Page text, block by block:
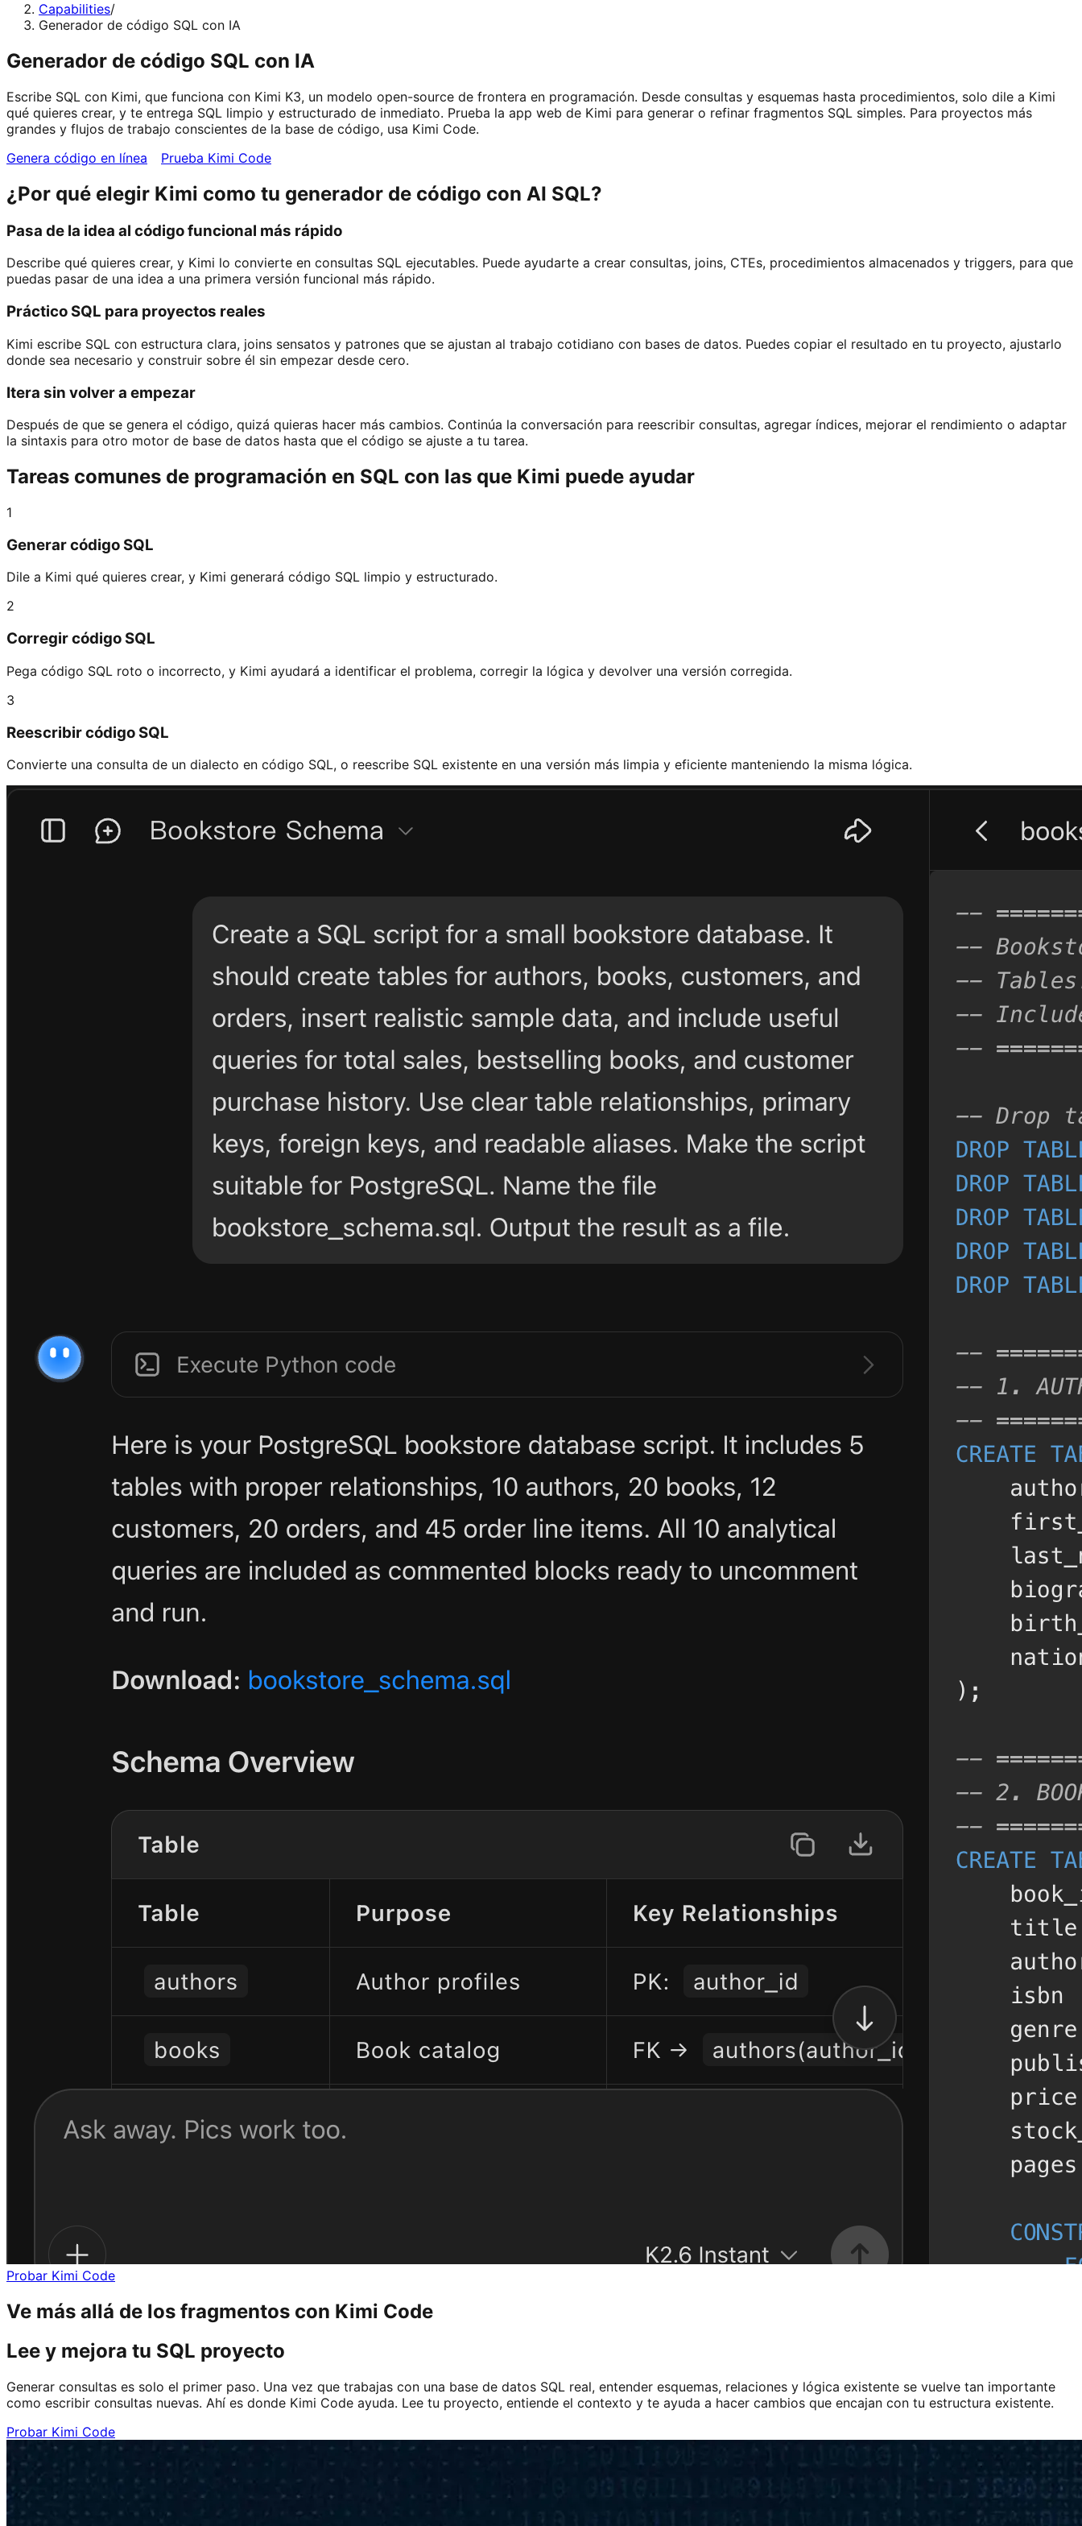
Capabilities/
Generador de código SQL con IA
Generador de código SQL con IA
Escribe SQL con Kimi, que funciona con Kimi K3, un modelo open-source de frontera en programación. Desde consultas y esquemas hasta procedimientos, solo dile a Kimi
qué quieres crear, y te entrega SQL limpio y estructurado de inmediato. Prueba la app web de Kimi para generar o refinar fragmentos SQL simples. Para proyectos más
grandes y flujos de trabajo conscientes de la base de código, usa Kimi Code.
Genera código en línea
Prueba Kimi Code
¿Por qué elegir Kimi como tu generador de código con AI SQL?
Pasa de la idea al código funcional más rápido
Describe qué quieres crear, y Kimi lo convierte en consultas SQL ejecutables. Puede ayudarte a crear consultas, joins, CTEs, procedimientos almacenados y triggers, para que
puedas pasar de una idea a una primera versión funcional más rápido.
Práctico SQL para proyectos reales
Kimi escribe SQL con estructura clara, joins sensatos y patrones que se ajustan al trabajo cotidiano con bases de datos. Puedes copiar el resultado en tu proyecto, ajustarlo
donde sea necesario y construir sobre él sin empezar desde cero.
Itera sin volver a empezar
Después de que se genera el código, quizá quieras hacer más cambios. Continúa la conversación para reescribir consultas, agregar índices, mejorar el rendimiento o adaptar
la sintaxis para otro motor de base de datos hasta que el código se ajuste a tu tarea.
Tareas comunes de programación en SQL con las que Kimi puede ayudar
1
Generar código SQL
Dile a Kimi qué quieres crear, y Kimi generará código SQL limpio y estructurado.
2
Corregir código SQL
Pega código SQL roto o incorrecto, y Kimi ayudará a identificar el problema, corregir la lógica y devolver una versión corregida.
3
Reescribir código SQL
Convierte una consulta de un dialecto en código SQL, o reescribe SQL existente en una versión más limpia y eficiente manteniendo la misma lógica.
Probar Kimi Code
Ve más allá de los fragmentos con Kimi Code
Lee y mejora tu SQL proyecto
Generar consultas es solo el primer paso. Una vez que trabajas con una base de datos SQL real, entender esquemas, relaciones y lógica existente se vuelve tan importante
como escribir consultas nuevas. Ahí es donde Kimi Code ayuda. Lee tu proyecto, entiende el contexto y te ayuda a hacer cambios que encajan con tu estructura existente.
Probar Kimi Code